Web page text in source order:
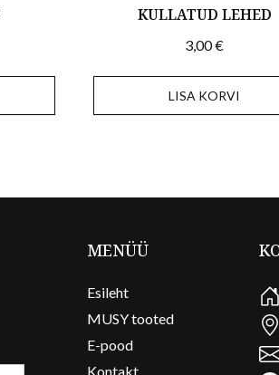
KULLATUD LEHED
3,00€
LISA KORVI
MENÜÜ
Esileht
MUSY tooted
E-pood
Kontakt